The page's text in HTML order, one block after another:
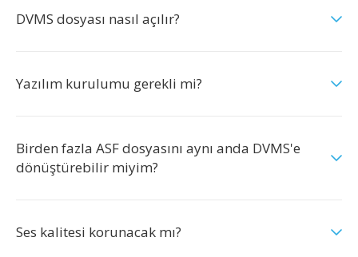
DVMS dosyası nasıl açılır?
Yazılım kurulumu gerekli mi?
Birden fazla ASF dosyasını aynı anda DVMS'e
dönüştürebilir miyim?
Ses kalitesi korunacak mı?